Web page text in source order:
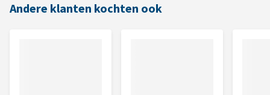
Andere klanten kochten ook